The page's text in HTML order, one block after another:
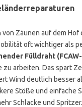
von Zäunen auf dem Hof
oft wichtiger als
Fülldraht
zu arbeiten. Das spart
Wind deutlich besser
Stöße und einfache
Schlacke und